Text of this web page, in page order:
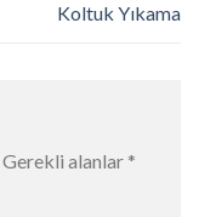
Koltuk Yıkama
Gerekli alanlar *